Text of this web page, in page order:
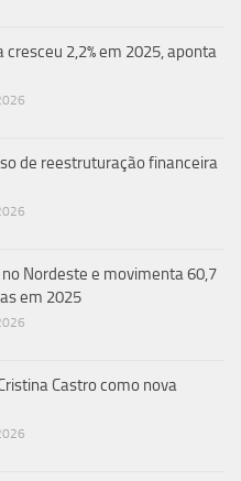
cresceu 2,2% em 2025, aponta
de reestruturação financeira
Nordeste e movimenta 60,7
em 2025
Castro como nova